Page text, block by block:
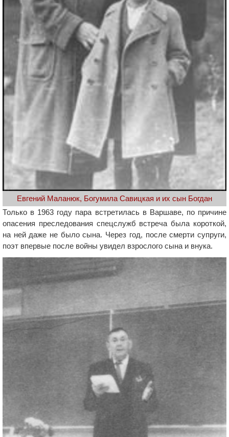
Евгений Маланюк, Богумила Савицкая и их сын Богдан
Только в 1963 году пара встретилась в Варшаве, по причине
опасения преследования спецслужб встреча была короткой,
на ней даже не было сына. Через год, после смерти супруги,
поэт впервые после войны увидел взрослого сына и внука.